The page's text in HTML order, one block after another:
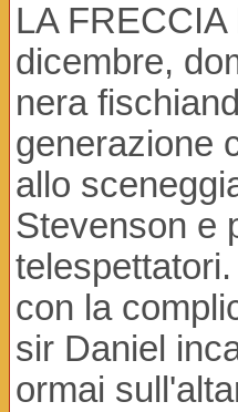
LA
dicembre,
nera
generazione
allo
Stevenson e
con la
sir Daniel
ormai